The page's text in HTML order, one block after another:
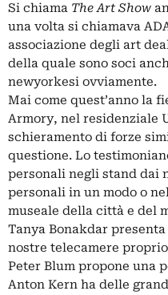
Si chiama The Art Show
una volta si chiamava
associazione degli art
della quale sono soci
newyorkesi ovviamente.
Mai come quest’anno la
Armory, nel residenziale
schieramento di forze
questione. Lo
personali negli stand dai
personali in un modo o
museale della città e del
Tanya Bonakdar presenta
nostre telecamere
Peter Blum propone una
Anton Kern ha delle